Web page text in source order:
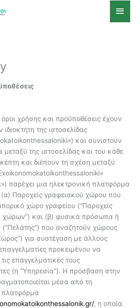
Main
χρήσης και προϋποθέσεις έχουν
ιδιοκτήτη της ιστοσελίδας
και συνιστούν
της ιστοσελίδας και του κάθε
και διέπουν τη σχέση μεταξύ
παρέχει μια ηλεκτρονική πλατφόρμα
(α) Παροχείς γραφειακού χώρου που
χώρο γραφείου (“Παροχείς
χώρων”) και (β) φυσικά πρόσωπα ή
(“Πελάτης”) που αναζητούν χώρους
για συστέγαση με άλλους
προκειμένου να
επαγγελματικές τους
(η “Υπηρεσία”). Η πρόσβαση στην
μέσα από τη
πλατφόρμα
, η οποία